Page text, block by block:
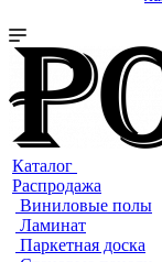
Каталог
Распродажа
Виниловые полы
Ламинат
Паркетная доска